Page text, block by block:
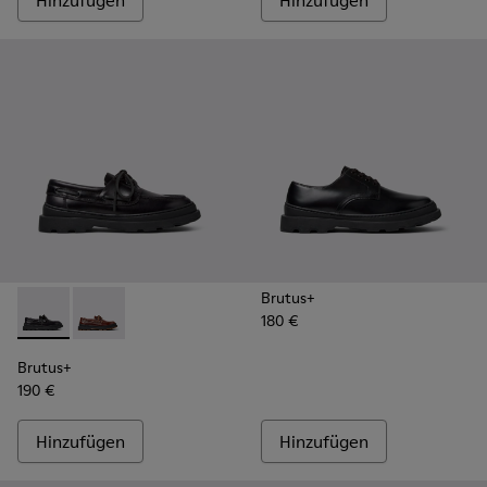
Brutus+ - K101067-002 - Schwarze Bootsschuhe aus Leder
Brutus+ - K101067-001 - Brauner Herrenmokassin
Brutus+
190 €
Hinzufügen
Brutus+
180 €
Hinzufügen